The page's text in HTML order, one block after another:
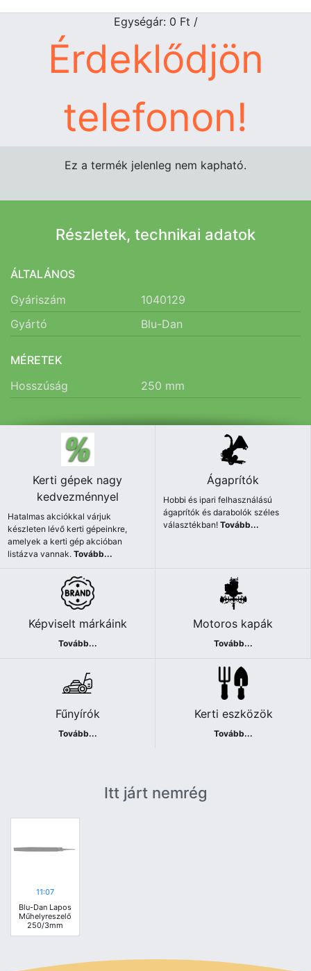
Egységár: 0 Ft /
Érdeklődjön
telefonon!
Ez a termék jelenleg nem kapható.
Részletek, technikai adatok
ÁLTALÁNOS
Gyáriszám
1040129
Gyártó
Blu-Dan
MÉRETEK
Hosszúság
250 mm
Kerti gépek nagy
kedvezménnyel
Hatalmas akciókkal várjuk
készleten lévő kerti gépeinkre,
amelyek a kerti gép akcióban
listázva vannak.Tovább...
Ágaprítók
Hobbi és ipari felhasználású
ágaprítók és darabolók széles
választékban!Tovább...
Képviselt márkáink
Tovább...
Motoros kapák
Tovább...
Fűnyírók
Tovább...
Kerti eszközök
Tovább...
Itt járt nemrég
11:07
Blu-Dan Lapos
Műhelyreszelő
250/3mm